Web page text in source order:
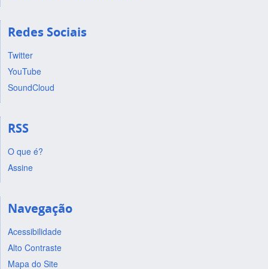
Redes Sociais
Twitter
YouTube
SoundCloud
RSS
O que é?
Assine
Navegação
Acessibilidade
Alto Contraste
Mapa do Site